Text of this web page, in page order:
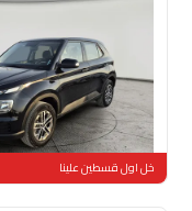
مستعملة 51,395 كم
خل اول قسطين علينا